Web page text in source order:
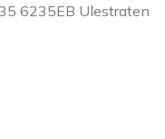
6235EB Ulestraten